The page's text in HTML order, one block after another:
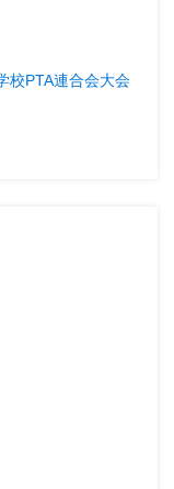
PTA連合会大会